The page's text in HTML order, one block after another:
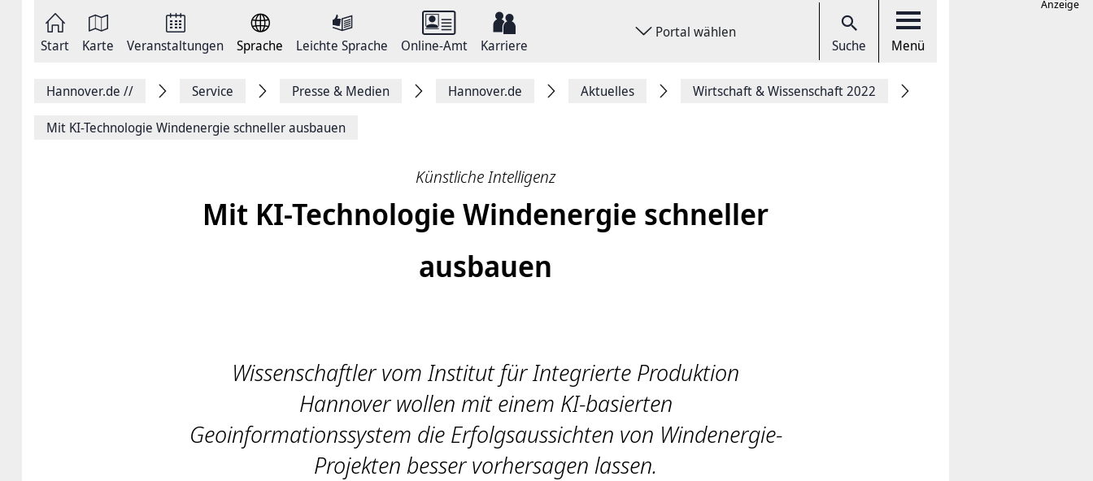
springen
Start Karte Veranstaltungen Sprache Leichte Sprache Online-Amt Karriere
Portal wählen
Suche Menü
FacebookHannover.de // Service Presse & Medien Hannover.de Aktuelles Wirtschaft & Wissenschaft 2022
Mit KI-Technologie Windenergie schneller ausbauen
Künstliche Intelligenz
Mit KI-Technologie Windenergie schneller
ausbauen
Wissenschaftler vom Institut für Integrierte Produktion
Hannover wollen mit einem KI-basierten
Geoinformationssystem die Erfolgsaussichten von Windenergie-
Projekten besser vorhersagen lassen.
Anzeige